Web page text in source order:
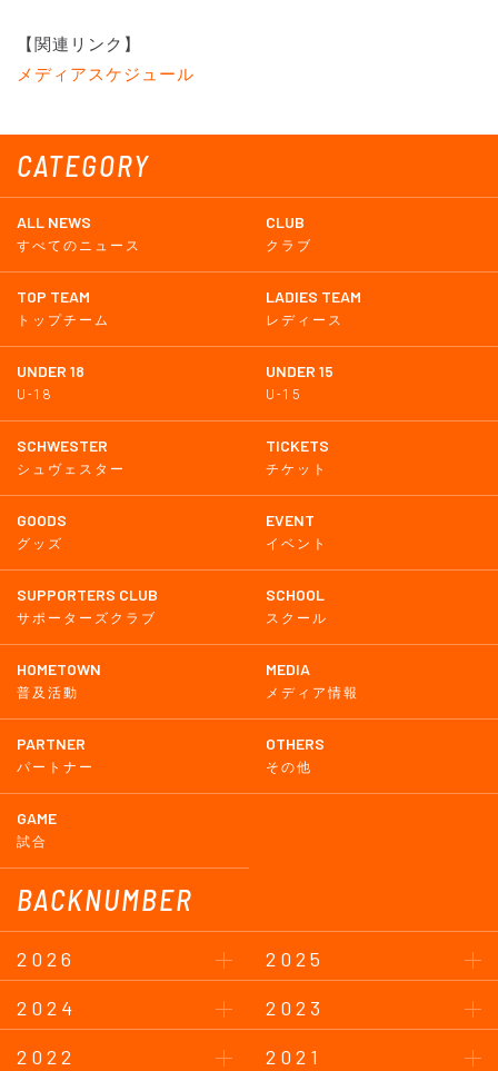
CATEGORY
ALL NEWS
すべてのニュース
CLUB
クラブ
TOP TEAM
トップチーム
LADIES TEAM
レディース
UNDER 18
U-18
UNDER 15
U-15
SCHWESTER
シュヴェスター
TICKETS
チケット
GOODS
グッズ
EVENT
イベント
SUPPORTERS CLUB
サポーターズクラブ
SCHOOL
スクール
HOMETOWN
普及活動
MEDIA
メディア情報
PARTNER
パートナー
OTHERS
その他
GAME
試合
BACKNUMBER
2026
2025
2024
2023
2022
2021
【関連リンク】
メディアスケジュール